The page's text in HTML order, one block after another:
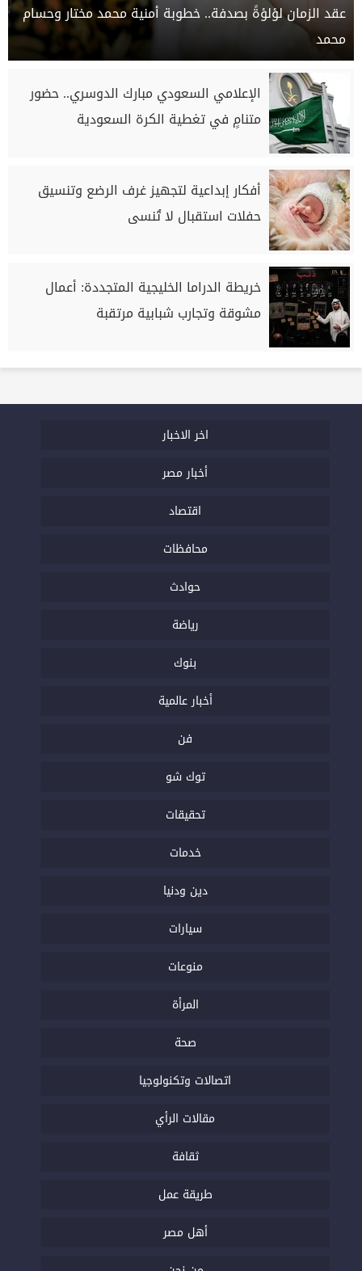
عقد الزمان لؤلؤةً بصدفة.. خطوبة أمنية محمد مختار وحسام
محمد
الإعلامي السعودي مبارك الدوسري.. حضور
متنامٍ في تغطية الكرة السعودية
أفكار إبداعية لتجهيز غرف الرضع وتنسيق
حفلات استقبال لا تُنسى
خريطة الدراما الخليجية المتجددة: أعمال
مشوقة وتجارب شبابية مرتقبة
اخر الاخبار
أخبار مصر
اقتصاد
محافظات
حوادث
رياضة
بنوك
أخبار عالمية
فن
توك شو
تحقيقات
خدمات
دين ودنيا
سيارات
منوعات
المرأة
صحة
اتصالات وتكنولوجيا
مقالات الرأي
ثقافة
طريقة عمل
أهل مصر